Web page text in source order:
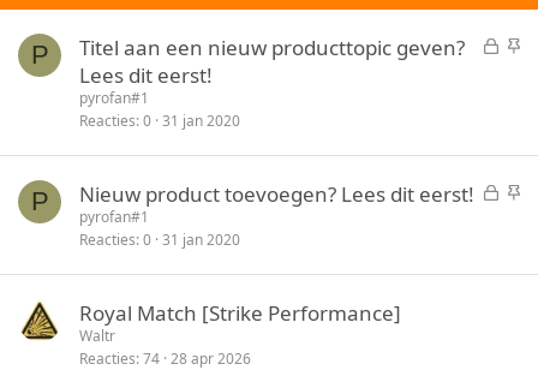
P
G
e
S
Titel aan een nieuw producttopic geven?
Lees dit eerst!
pyrofan#1
Reacties 0 31 jan 2020
P
G S
Nieuw product toevoegen? Lees dit eerst!
pyrofan#1
Reacties 0 31 jan 2020
Royal Match [Strike Performance]
Waltr
Reacties 74 28 apr 2026